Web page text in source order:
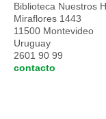
Biblioteca Nuestros
Miraflores 1443
11500 Montevideo
Uruguay
2601 90 99
contacto